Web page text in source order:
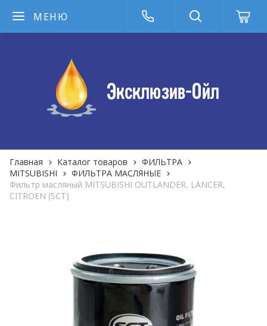
МЕНЮ
Главная Каталог товаров
ФИЛЬТРА
MITSUBISHI
ФИЛЬТРА MАСЛЯНЫЕ
Фильтр масляный MITSUBISHI OUTLANDER, LANCER,
CITROEN (SCT)